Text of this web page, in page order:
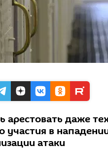
арестовать даже
участия в
атаки